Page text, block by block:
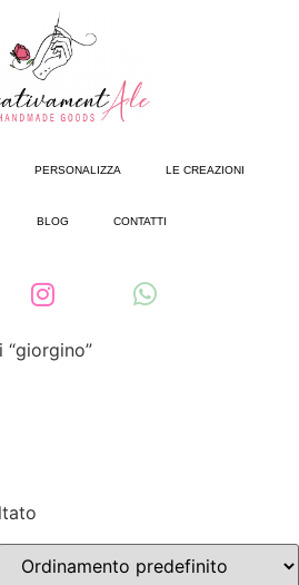
PERSONALIZZA LE CREAZIONI
BLOG CONTATTI